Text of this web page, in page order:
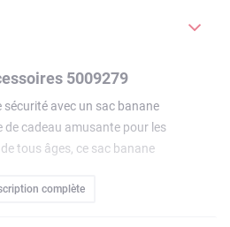
5009279
avec un sac banane
de cadeau amusante pour les
tous âges, ce sac banane
aussi votre téléphone
complète